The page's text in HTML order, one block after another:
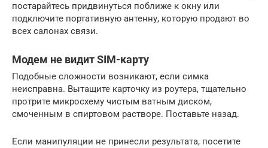
постарайтесь придвинуться поближе к окну или
подключите портативную антенну, которую продают во
всех салонах связи.
Модем не видит SIM-карту
Подобные сложности возникают, если симка
неисправна. Вытащите карточку из роутера, тщательно
протрите микросхему чистым ватным диском,
смоченным в спиртовом растворе. Поставьте назад.
Если манипуляции не принесли результата, посетите